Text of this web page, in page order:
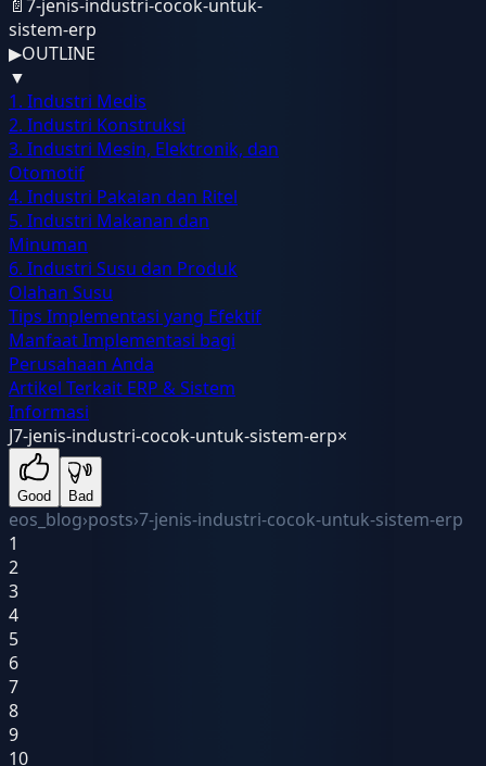
📄7-jenis-industri-cocok-untuk-
sistem-erp
▶OUTLINE
▼
1. Industri Medis
2. Industri Konstruksi
3. Industri Mesin, Elektronik, dan
Otomotif
4. Industri Pakaian dan Ritel
5. Industri Makanan dan
Minuman
6. Industri Susu dan Produk
Olahan Susu
Tips Implementasi yang Efektif
Manfaat Implementasi bagi
Perusahaan Anda
Artikel Terkait ERP & Sistem
Informasi
J7-jenis-industri-cocok-untuk-sistem-erp×
Good Bad
eos_blog›posts›7-jenis-industri-cocok-untuk-sistem-erp
1
2
3
4
5
6
7
8
9
10